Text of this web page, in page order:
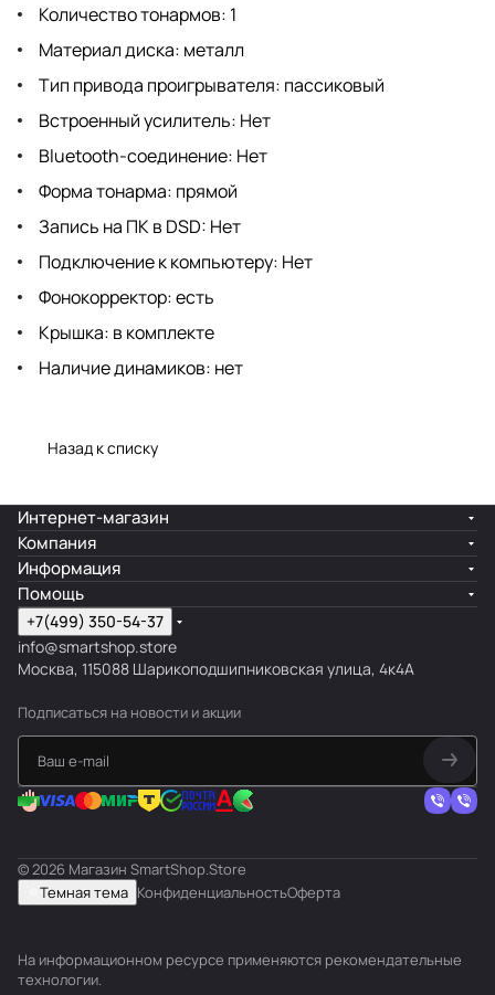
Количество тонармов: 1
Материал диска: металл
Тип привода проигрывателя: пассиковый
Встроенный усилитель: Нет
Bluetooth-соединение: Нет
Форма тонарма: прямой
Запись на ПК в DSD: Нет
Подключение к компьютеру: Нет
Фонокорректор: есть
Крышка: в комплекте
Наличие динамиков: нет
Назад к списку
Интернет-магазин
Компания
Информация
Помощь
+7(499) 350-54-37
info@smartshop.store
Москва, 115088 Шарикоподшипниковская улица, 4к4А
Подписаться на новости и акции
© 2026 Магазин SmartShop.Store
Темная тема КонфиденциальностьОферта
На информационном ресурсе применяются рекомендательные
технологии.